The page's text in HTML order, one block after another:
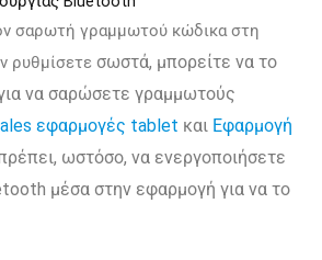
σαρωτή γραμμωτού κώδικα στη
ρυθμίσετε σωστά, μπορείτε να το
να σαρώσετε γραμμωτούς
εφαρμογές tablet και Εφαρμογή
ωστόσο, να ενεργοποιήσετε
μέσα στην εφαρμογή για να το